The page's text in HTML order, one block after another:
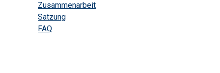
Zusammenarbeit
Satzung
FAQ